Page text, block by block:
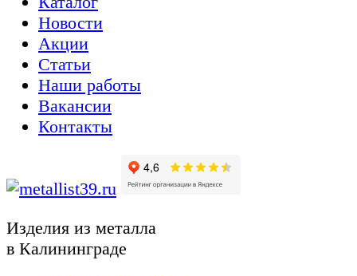
Новости
Акции
Статьи
Наши работы
Вакансии
Контакты
Изделия из металла
в Калининграде